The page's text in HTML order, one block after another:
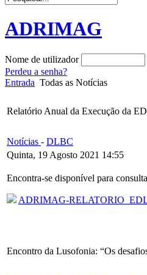
ADRIMAG
Nome de utilizador
Perdeu a senha?
Entrada Todas as Notícias
Relatório Anual da Execução da
Notícias - DLBC
Quinta, 19 Agosto 2021 14:55
Encontra-se disponível para
ADRIMAG-
Encontro da Lusofonia: “Os